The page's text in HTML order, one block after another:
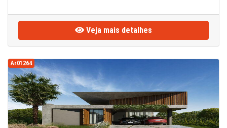
Veja mais detalhes
Ar01264